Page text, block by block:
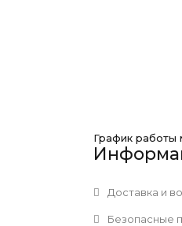
График работы
Доставка и
Безопасные